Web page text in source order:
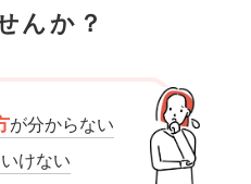
んか？
が分からない
けない